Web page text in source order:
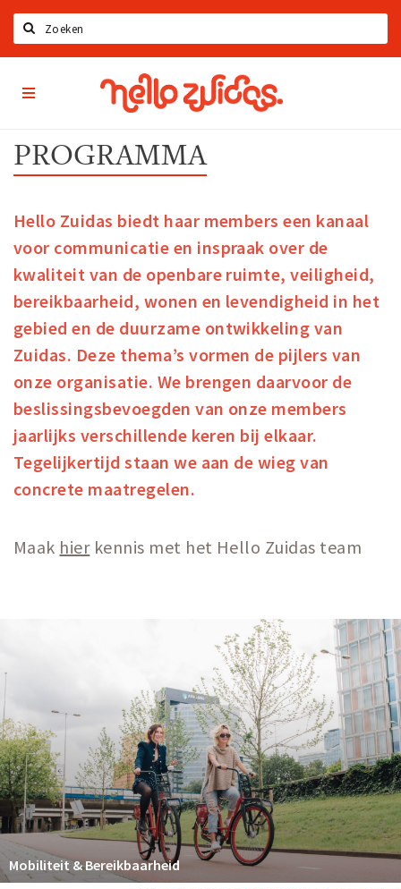
Home
Upcoming events
Offers & Deals
Restaurants
Bars
Hotels
Shops
Work
Education
Travel
Magazine
About Hello Zuidas
Programme
Membership
Contact
Partner Apps
Inloggen
Hello
Zuidas
App
PROGRAMMA
Hello Zuidas biedt haar members een kanaal
voor communicatie en inspraak over de
kwaliteit van de openbare ruimte, veiligheid,
bereikbaarheid, wonen en levendigheid in het
gebied en de duurzame ontwikkeling van
Zuidas. Deze thema’s vormen de pijlers van
onze organisatie. We brengen daarvoor de
beslissingsbevoegden van onze members
jaarlijks verschillende keren bij elkaar.
Tegelijkertijd staan we aan de wieg van
concrete maatregelen.
Maak hierkennis met het Hello Zuidas team
Mobiliteit & Bereikbaarheid